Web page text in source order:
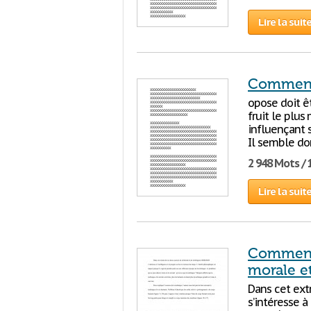
Lire la
opose doit
fruit le plus
influençant
Il semble
2 948 Mots /
Lire la
morale
Dans cet
s’intéresse